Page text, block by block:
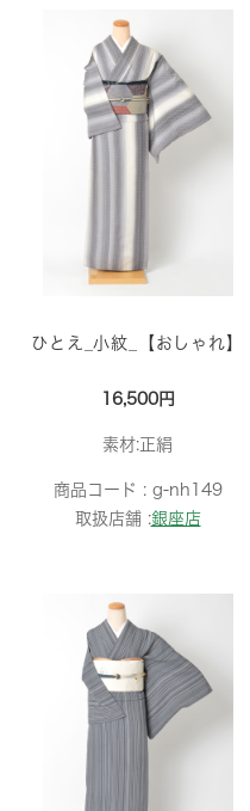
ひとえ_小紋_【おしゃれ】
16,500円
素材:正絹
商品コード : g-nh149
取扱店舗 :銀座店